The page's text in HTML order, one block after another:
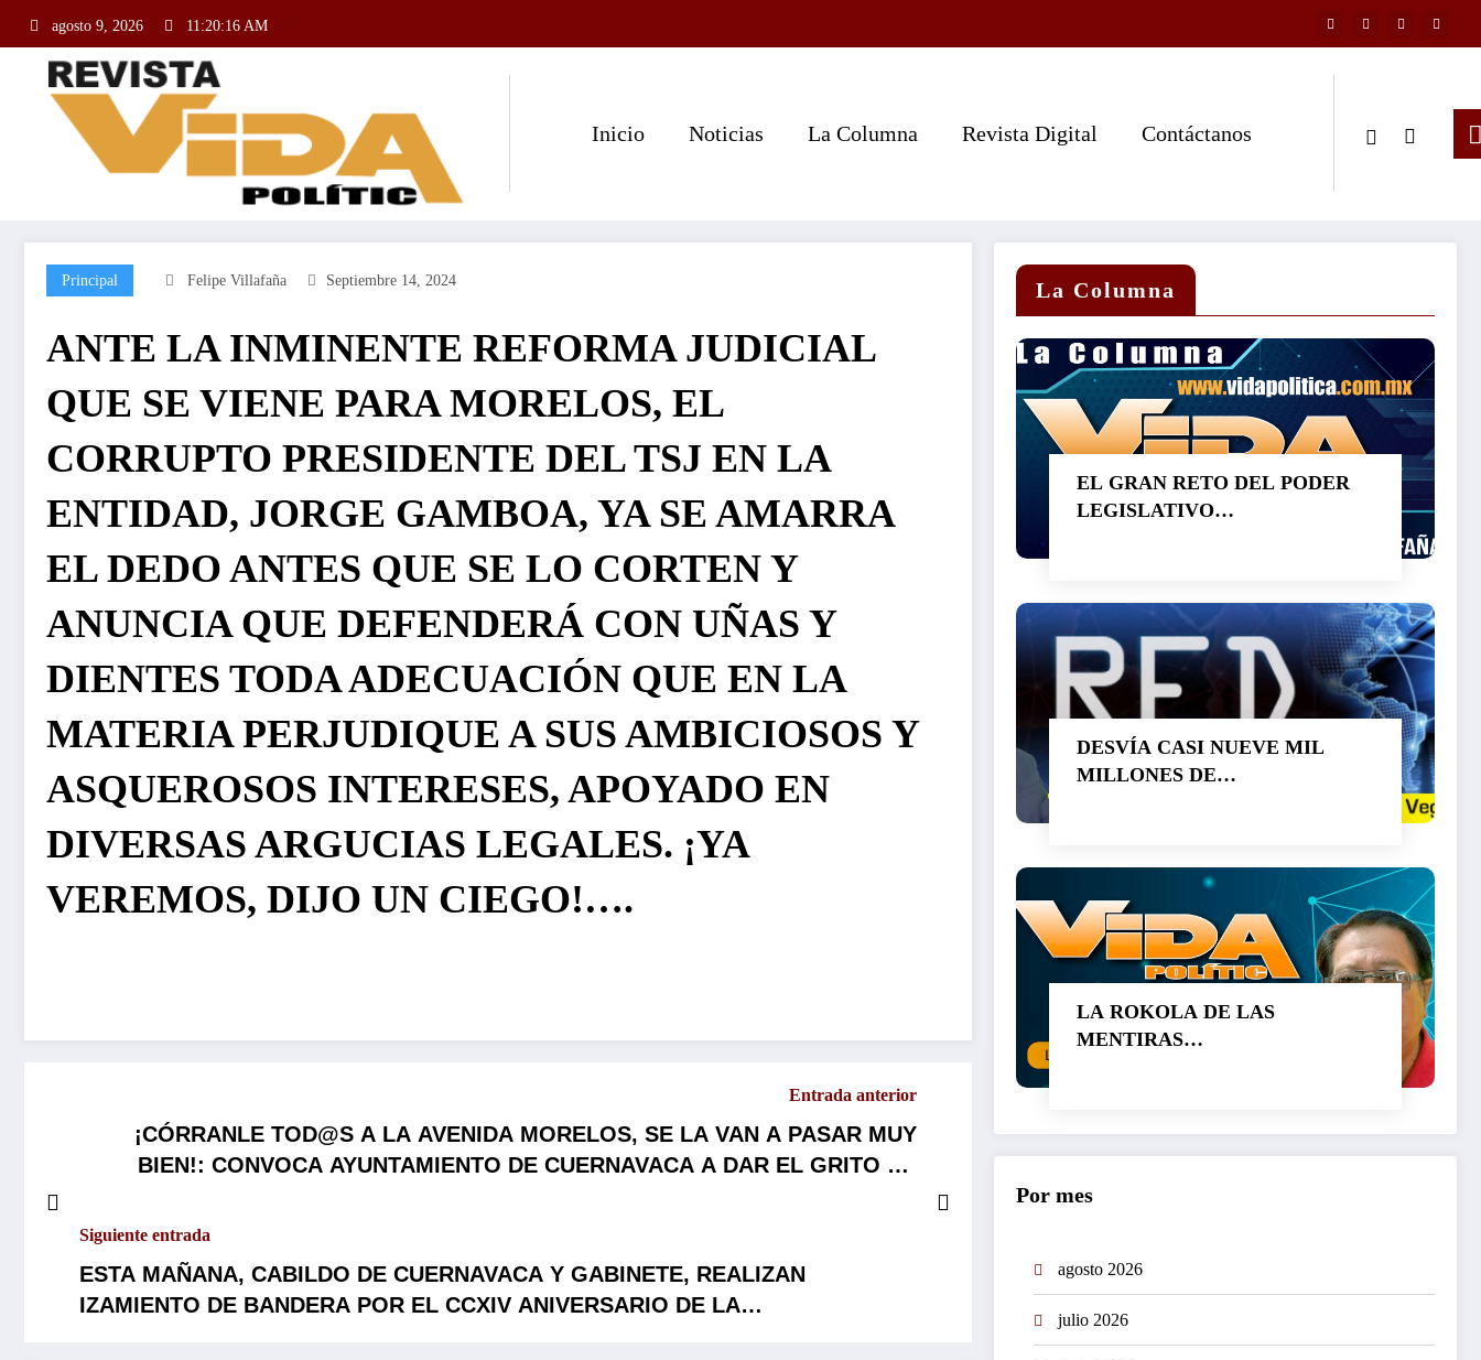
agosto 9, 2026 11:20:17 AM
Inicio Noticias La Columna Revista Digital Contáctanos
Principal Felipe Villafaña Septiembre 14, 2024
ANTE LA INMINENTE REFORMA JUDICIAL
QUE SE VIENE PARA MORELOS, EL
CORRUPTO PRESIDENTE DEL TSJ EN LA
ENTIDAD, JORGE GAMBOA, YA SE AMARRA
EL DEDO ANTES QUE SE LO CORTEN Y
ANUNCIA QUE DEFENDERÁ CON UÑAS Y
DIENTES TODA ADECUACIÓN QUE EN LA
MATERIA PERJUDIQUE A SUS AMBICIOSOS Y
ASQUEROSOS INTERESES, APOYADO EN
DIVERSAS ARGUCIAS LEGALES. ¡YA
VEREMOS, DIJO UN CIEGO!….
Entrada anterior
¡CÓRRANLE TOD@S A LA AVENIDA MORELOS, SE LA VAN A PASAR MUY
BIEN!: CONVOCA AYUNTAMIENTO DE CUERNAVACA A DAR EL GRITO DE
Siguiente entrada
ESTA MAÑANA, CABILDO DE CUERNAVACA Y GABINETE, REALIZAN
IZAMIENTO DE BANDERA POR EL CCXIV ANIVERSARIO DE LA
La Columna
EL GRAN RETO DEL PODER
LEGISLATIVO…
DESVÍA CASI NUEVE MIL
MILLONES DE
LA ROKOLA DE LAS
MENTIRAS…
Por mes
agosto 2026
julio 2026